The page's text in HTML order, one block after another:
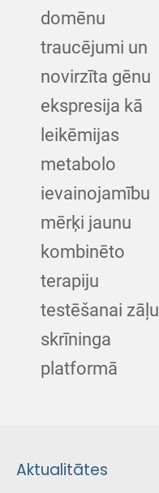
domēnu
traucējumi un
novirzīta gēnu
ekspresija kā
leikēmijas
metabolo
ievainojamību
mērķi jaunu
kombinēto
terapiju
testēšanai zāļu
skrīninga
platformā
Aktualitātes